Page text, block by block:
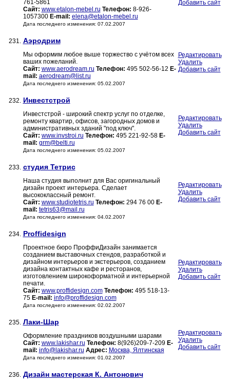
761-5861
Сайт: www.etalon-mebel.ru Телефон: 8-926-
1057300 E-mail: elena@etalon-mebel.ru
Дата последнего изменения: 07.02.2007
Добавить сайт
231. Аэродрим
Мы оформим любое выше торжество с учётом всех
ваших пожеланий.
Сайт: www.aerodream.ru Телефон: 495 502-56-12 E-
mail: aerodream@list.ru
Дата последнего изменения: 05.02.2007
Редактировать
Удалить
Добавить сайт
232. Инвестстрой
Инвестстрой - широкий спектр услуг по отделке,
ремонту квартир, офисов, загородных домов и
административных зданий "под ключ".
Сайт: www.invstroi.ru Телефон: 495 221-92-58 E-
mail: grm@belti.ru
Дата последнего изменения: 05.02.2007
Редактировать
Удалить
Добавить сайт
233. студия Тетрис
Наша студия выполнит для Вас оригинальный
дизайн проект интерьера. Сделает
высококлассный ремонт.
Сайт: www.studiotetris.ru Телефон: 294 76 00 E-
mail: tetris63@mail.ru
Дата последнего изменения: 04.02.2007
Редактировать
Удалить
Добавить сайт
234. Proffidesign
Проектное бюро ПроффиДизайн занимается
созданием выставочных стендов, разработкой и
дизайном интерьеров и экстерьеров, созданием
дизайна контактных кафе и ресторанов,
изготовлением широкоформатной и интерьерной
печати.
Сайт: www.proffidesign.com Телефон: 495 518-13-
75 E-mail: info@proffidesign.com
Дата последнего изменения: 02.02.2007
Редактировать
Удалить
Добавить сайт
235. Лаки-Шар
Оформление праздников воздушными шарами
Сайт: www.lakishar.ru Телефон: 8(926)209-7-209 E-
mail: info@lakishar.ru Адрес: Москва, Ялтинская
Дата последнего изменения: 01.02.2007
Редактировать
Удалить
Добавить сайт
236. Дизайн мастерская К. Антонович